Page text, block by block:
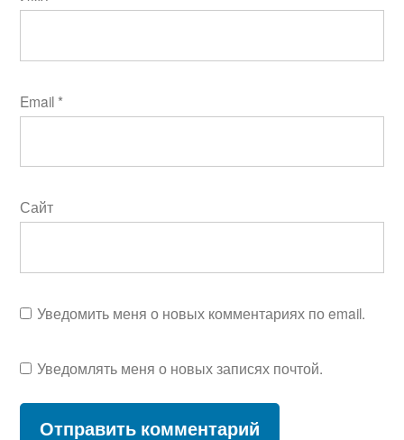
Email *
Сайт
Уведомить меня о новых комментариях по email.
Уведомлять меня о новых записях почтой.